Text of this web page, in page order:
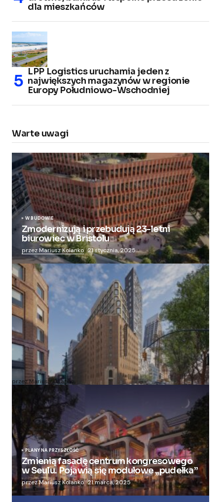
dla mieszkańców
LPP Logistics uruchamia jeden z
największych magazynów w regionie
Europy Południowo-Wschodniej
Warte uwagi
W BUDOWIE
Zmodernizują i przebudują 23-letni
biurowiec w Bristolu
przez Mariusz Kolanko 21 stycznia, 2025
Zmieniają więzienie dla kobiet w nowoczesny
apartamentowiec
przez Mariusz Kolanko 20 lipca, 2024
PLANY NA PRZYSZŁOŚĆ
Zmienią fasadę centrum kongresowego
w Seulu. Pojawią się modułowe „pudełka”
przez Mariusz Kolanko 21 marca, 2025